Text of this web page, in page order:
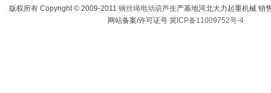
版权所有 Copyright © 2009-2011 钢丝绳电动葫芦生产基地河北大力起重机械 销
网站备案/许可证号 冀ICP备11009752号-4